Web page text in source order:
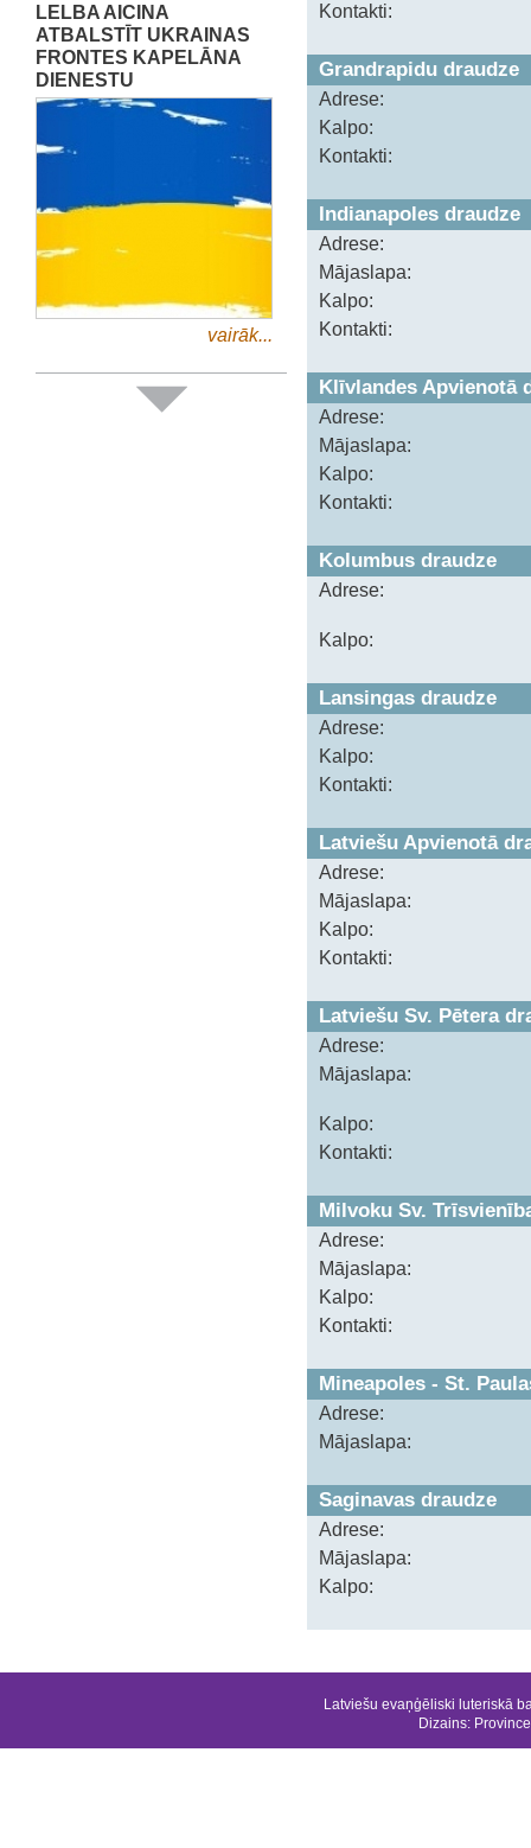
LELBA AICINA
ATBALSTĪT UKRAINAS
FRONTES KAPELĀNA
DIENESTU
vairāk...
Kontakti:
Grandrapidu draudze
Adrese:
Kalpo:
Kontakti:
Indianapoles draudze
Adrese:
Mājaslapa:
Kalpo:
Kontakti:
Klīvlandes Apvienotā
Adrese:
Mājaslapa:
Kalpo:
Kontakti:
Kolumbus draudze
Adrese:
Kalpo:
Lansingas draudze
Adrese:
Kalpo:
Kontakti:
Latviešu Apvienotā
Adrese:
Mājaslapa:
Kalpo:
Kontakti:
Latviešu Sv. Pētera
Adrese:
Mājaslapa:
Kalpo:
Kontakti:
Milvoku Sv.
Adrese:
Mājaslapa:
Kalpo:
Kontakti:
Mineapoles - St.
Adrese:
Mājaslapa:
Saginavas draudze
Adrese:
Mājaslapa:
Kalpo:
Latviešu evaņģēliski luteriskā
Dizains: